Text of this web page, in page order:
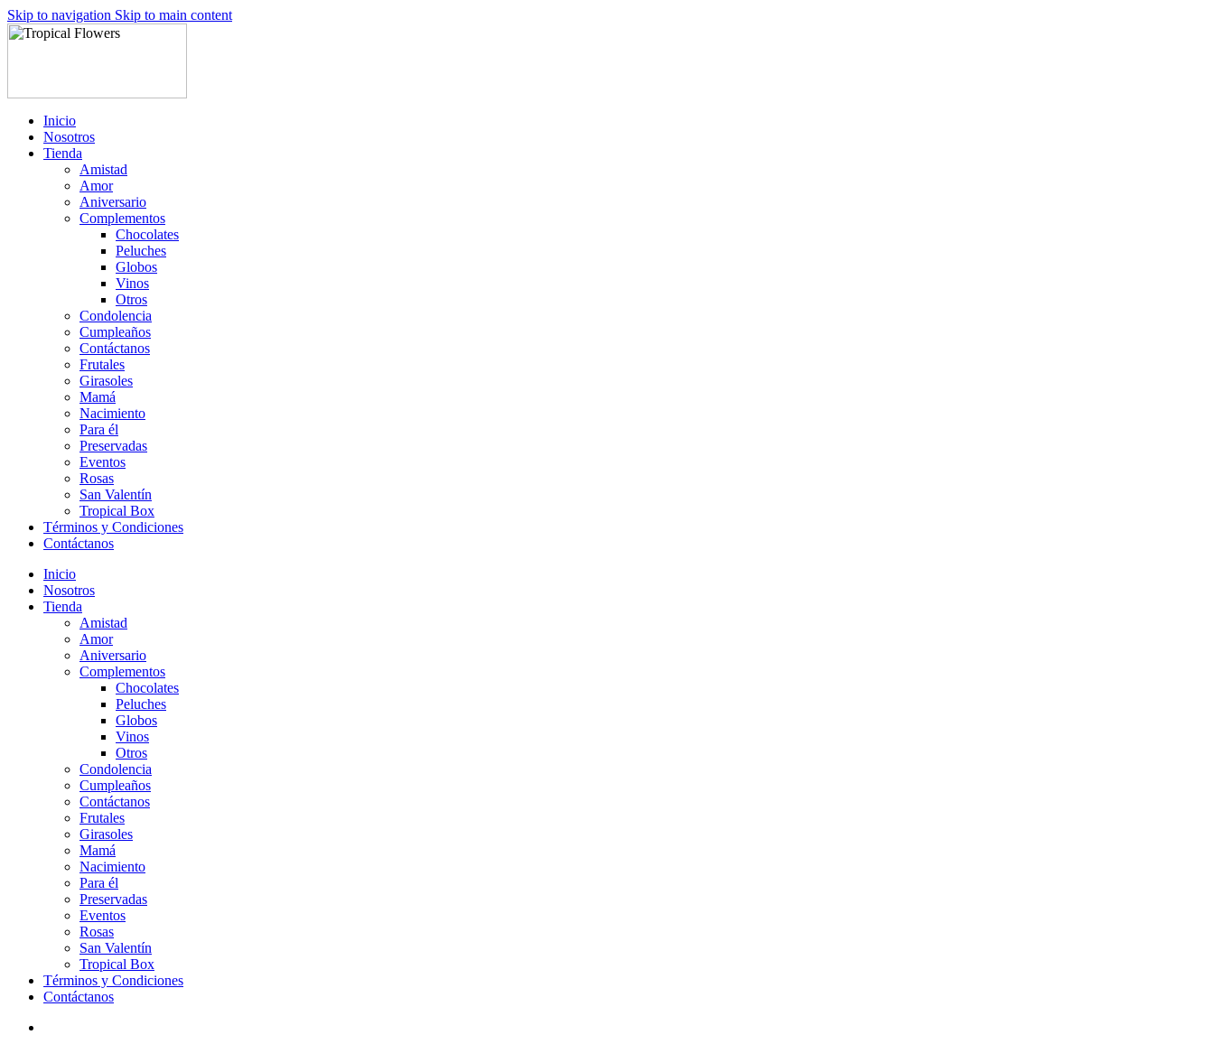
Skip to navigation Skip to main content
Inicio
Nosotros
Tienda
Amistad
Amor
Aniversario
Complementos
Chocolates
Peluches
Globos
Vinos
Otros
Condolencia
Cumpleaños
Contáctanos
Frutales
Girasoles
Mamá
Nacimiento
Para él
Preservadas
Eventos
Rosas
San Valentín
Tropical Box
Términos y Condiciones
Contáctanos
Inicio
Nosotros
Tienda
Amistad
Amor
Aniversario
Complementos
Chocolates
Peluches
Globos
Vinos
Otros
Condolencia
Cumpleaños
Contáctanos
Frutales
Girasoles
Mamá
Nacimiento
Para él
Preservadas
Eventos
Rosas
San Valentín
Tropical Box
Términos y Condiciones
Contáctanos